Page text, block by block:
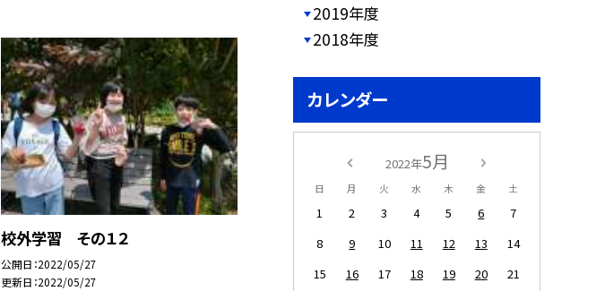
校外学習 その１２
公開日 2022/05/27
更新日 2022/05/27
2019年度
2018年度
カレンダー
2022年5月
日 月 火 水 木 金 土
1 2 3 4 5 6
7
8
9 10 11 12 13
14
15
16 17 18 19 20
21